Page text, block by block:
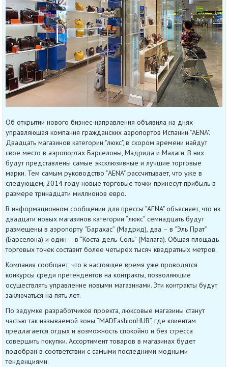
Об открытии нового бизнес-направления объявила на днях
управляющая компания гражданских аэропортов Испании "AENA".
Двадцать магазинов категории "люкс", в скором времени найдут
свое место в аэропортах Барселоны, Мадрида и Малаги. В них
будут представлены самые эксклюзивные и лучшие торговые
марки. Тем самым руководство "AENA" рассчитывает, что уже в
следующем, 2014 году новые торговые точки принесут прибыль в
размере тринадцати миллионов евро.
В информационном сообщении для прессы "AENA" объясняет, что из
двадцати новых магазинов категории “люкс” семнадцать будут
размещены в аэропорту “Барахас” (Мадрид), два – в “Эль Прат”
(Барселона) и один – в “Коста-дель-Соль” (Малага). Общая площадь
торговых точек составит более четырёх тысяч квадратных метров.
Компания сообщает, что в настоящее время уже проводятся
конкурсы среди претендентов на контракты, позволяющие
осуществлять управление новыми магазинами. Эти контракты будут
заключаться на пять лет.
По задумке разработчиков проекта, люксовые магазины станут
частью так называемой зоны “MADFashionHUB”, где клиентам
предлагается отдых и возможность спокойно и без стресса
совершить покупки. Ассортимент товаров в магазинах будет
подобран в соответствии с самыми последними модными
тенденциями.